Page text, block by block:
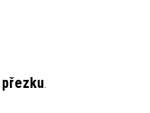
přezku.